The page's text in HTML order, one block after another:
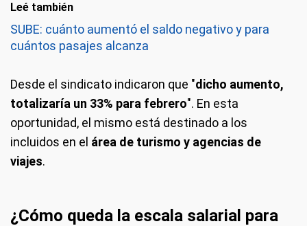
Leé también
SUBE: cuánto aumentó el saldo negativo y para
cuántos pasajes alcanza
Desde el sindicato indicaron que "dicho aumento,
totalizaría un 33% para febrero". En esta
oportunidad, el mismo está destinado a los
incluidos en el área de turismo y agencias de
viajes.
¿Cómo queda la escala salarial para